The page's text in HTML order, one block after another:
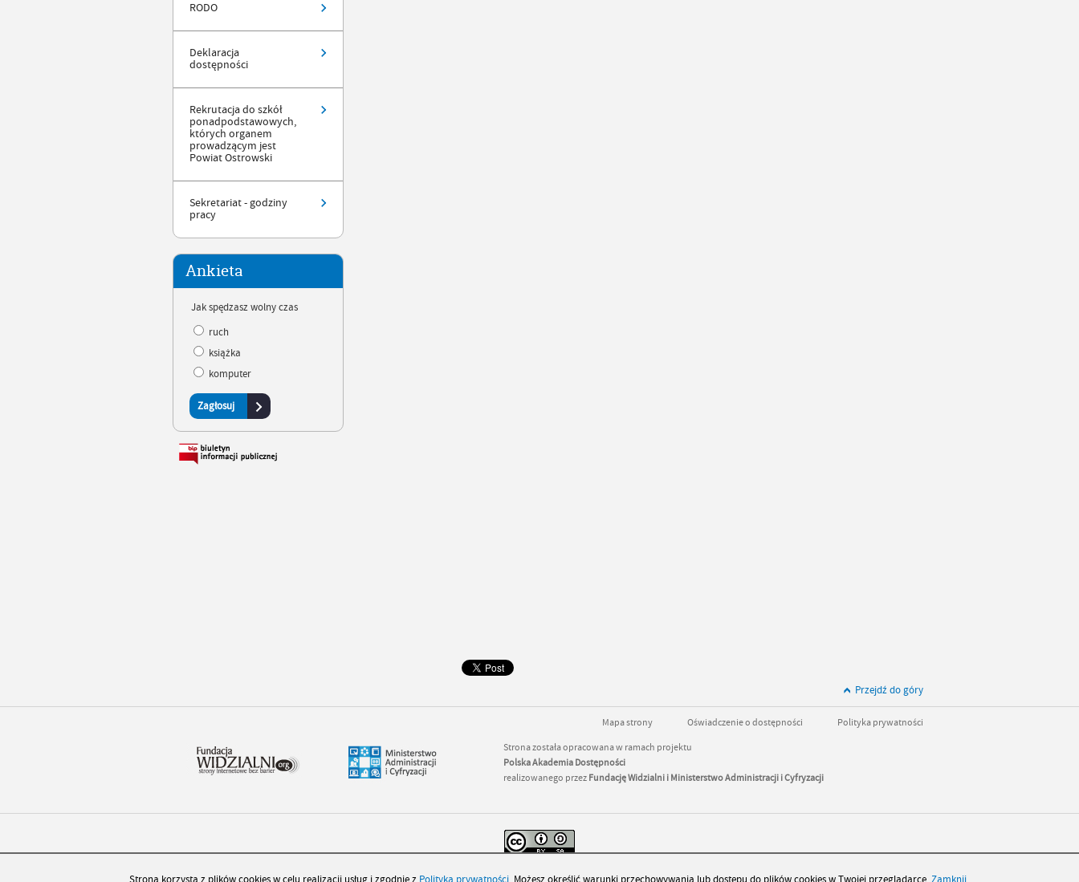
RODO
Deklaracja
dostępności
Rekrutacja do szkół
ponadpodstawowych,
których organem
prowadzącym jest
Powiat Ostrowski
Sekretariat - godziny
pracy
Ankieta
Jak spędzasz wolny czas
ruch
książka
komputer
Przejdź do góry
Mapa strony Oświadczenie o dostępności Polityka prywatności
Strona została opracowana w ramach projektu
Polska Akademia Dostępności
realizowanego przez Fundację Widzialni i Ministerstwo Administracji i Cyfryzacji